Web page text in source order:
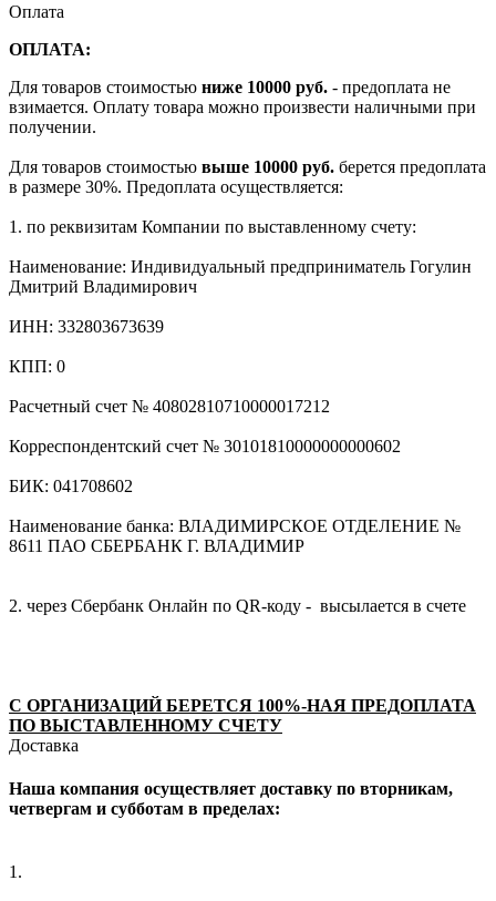
Оплата
ОПЛАТА:
Для товаров стоимостью ниже 10000 руб. - предоплата не
взимается. Оплату товара можно произвести наличными при
получении.
Для товаров стоимостью выше 10000 руб. берется предоплата
в размере 30%. Предоплата осуществляется:
1. по реквизитам Компании по выставленному счету:
Наименование: Индивидуальный предприниматель Гогулин
Дмитрий Владимирович
ИНН: 332803673639
КПП: 0
Расчетный счет № 40802810710000017212
Корреспондентский счет № 30101810000000000602
БИК: 041708602
Наименование банка: ВЛАДИМИРСКОЕ ОТДЕЛЕНИЕ №
8611 ПАО СБЕРБАНК Г. ВЛАДИМИР
2. через Сбербанк Онлайн по QR-коду - высылается в счете
С ОРГАНИЗАЦИЙ БЕРЕТСЯ 100%-НАЯ ПРЕДОПЛАТА
ПО ВЫСТАВЛЕННОМУ СЧЕТУ
Доставка
Наша компания осуществляет доставку по вторникам,
четвергам и субботам в пределах:
1.